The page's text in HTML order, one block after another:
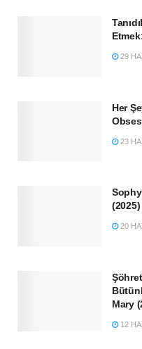
29
Her
23
20
Mary
12